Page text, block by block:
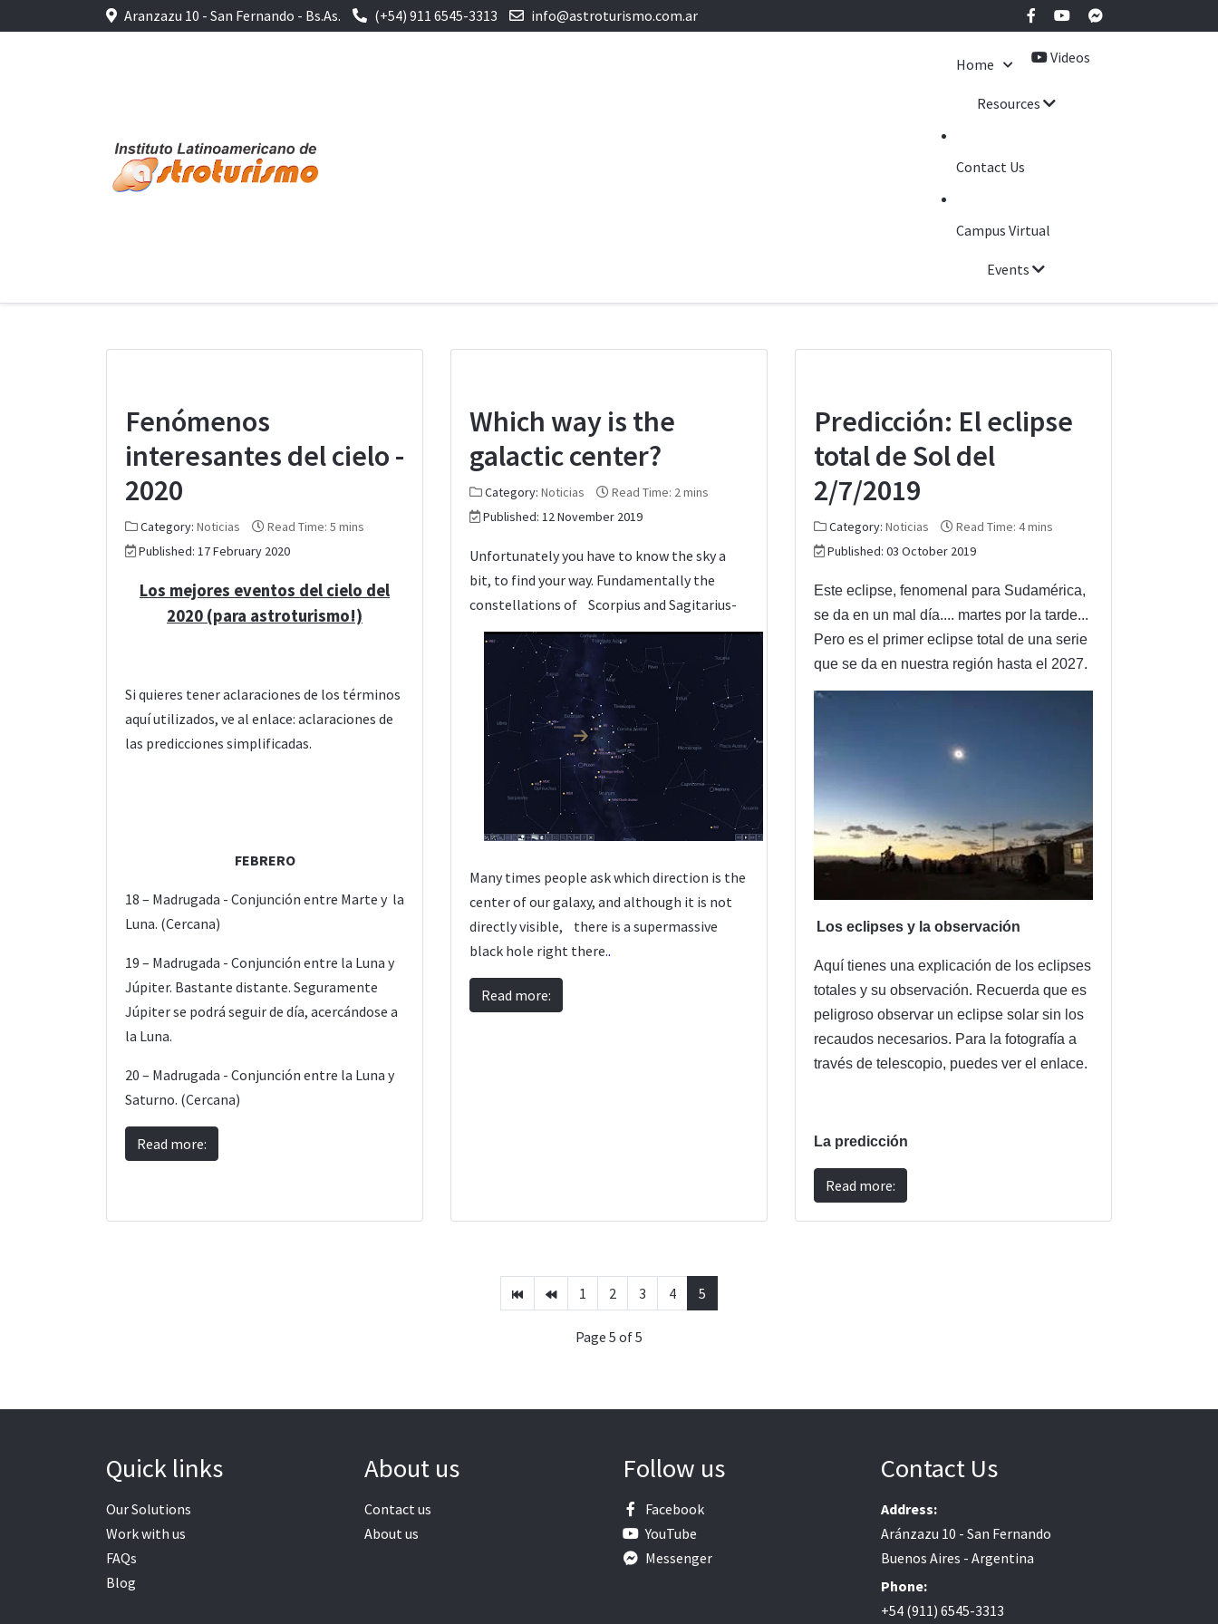
Aranzazu 10 - San Fernando - Bs.As. (+54) 911 6545-3313 info@astroturismo.com.ar
Home Videos
Resources
Contact Us
Campus Virtual
Events
Fenómenos
interesantes del cielo -
2020
Category: Noticias
Read Time: 5 mins
Published: 17 February 2020
Los mejores eventos del cielo del
2020 (para astroturismo!)
Si quieres tener aclaraciones de los términos
aquí utilizados, ve al enlace: aclaraciones de
las predicciones simplificadas.
FEBRERO
18 – Madrugada - Conjunción entre Marte y la
Luna. (Cercana)
19 – Madrugada - Conjunción entre la Luna y
Júpiter. Bastante distante. Seguramente
Júpiter se podrá seguir de día, acercándose a
la Luna.
20 – Madrugada - Conjunción entre la Luna y
Saturno. (Cercana)
Read more:
Which way is the
galactic center?
Category: Noticias
Read Time: 2 mins
Published: 12 November 2019
Unfortunately you have to know the sky a
bit, to find your way. Fundamentally the
constellations of Scorpius and Sagitarius-
Many times people ask which direction is the
center of our galaxy, and although it is not
directly visible, there is a supermassive
black hole right there..
Read more:
Predicción: El eclipse
total de Sol del
2/7/2019
Category: Noticias
Read Time: 4 mins
Published: 03 October 2019
Este eclipse, fenomenal para Sudamérica,
se da en un mal día.... martes por la tarde...
Pero es el primer eclipse total de una serie
que se da en nuestra región hasta el 2027.
Los eclipses y la observación
Aquí tienes una explicación de los eclipses
totales y su observación. Recuerda que es
peligroso observar un eclipse solar sin los
recaudos necesarios. Para la fotografía a
través de telescopio, puedes ver el enlace.
La predicción
Read more:
1 2 3 4 5
Page 5 of 5
Quick links
Our Solutions
Work with us
FAQs
Blog
About us
Contact us
About us
Follow us
Facebook
YouTube
Messenger
Contact Us
Address:
Aránzazu 10 - San Fernando
Buenos Aires - Argentina
Phone:
+54 (911) 6545-3313